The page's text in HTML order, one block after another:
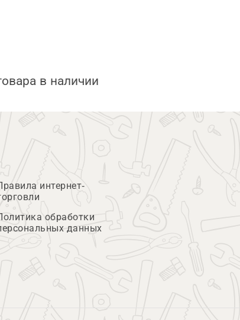
в наличии
интернет-
обработки
данных